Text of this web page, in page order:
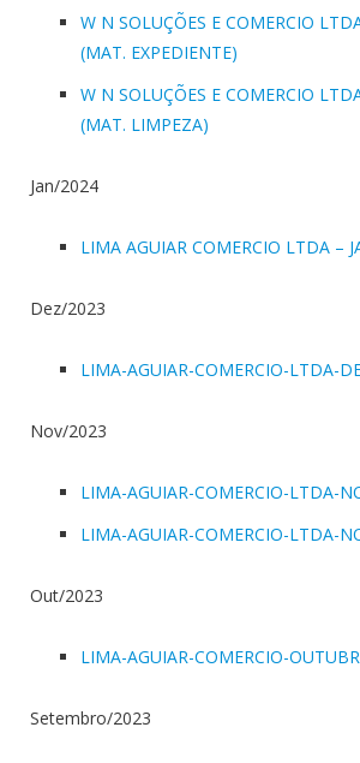
W N SOLUÇÕES E COMERCIO
(MAT. EXPEDIENTE)
W N SOLUÇÕES E COMERCIO
(MAT. LIMPEZA)
Jan/2024
LIMA AGUIAR COMERCIO LTDA –
Dez/2023
LIMA-AGUIAR-COMERCIO-LTDA-
Nov/2023
LIMA-AGUIAR-COMERCIO-LTDA-
LIMA-AGUIAR-COMERCIO-LTDA-
Out/2023
LIMA-AGUIAR-COMERCIO-
Setembro/2023